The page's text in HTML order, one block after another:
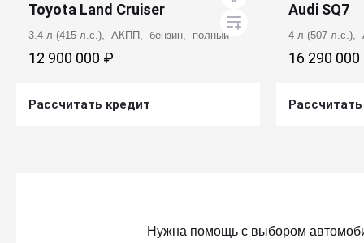
Toyota Land Cruiser
3.4 л (415 л.с.), АКПП, бензин, полный
12 900 000 ₽
Рассчитать кредит
Audi SQ7
4 л (507
16 290
Нужна помощь с выбором